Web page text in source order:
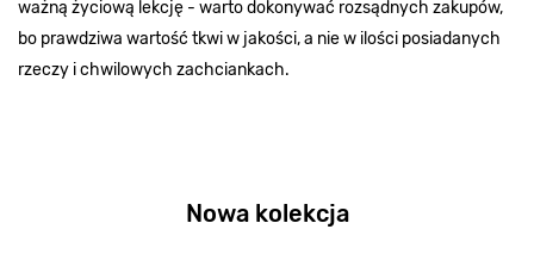
ważną życiową lekcję - warto dokonywać rozsądnych zakupów,
bo prawdziwa wartość tkwi w jakości, a nie w ilości posiadanych
rzeczy i chwilowych zachciankach.
Nowa kolekcja